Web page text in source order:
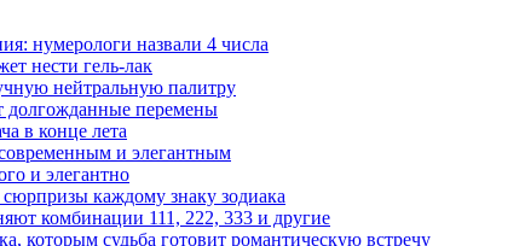
нумерологи назвали 4 числа
нести гель-лак
нейтральную палитру
долгожданные перемены
в конце лета
и элегантным
и элегантно
каждому знаку зодиака
комбинации 111, 222, 333 и другие
которым судьба готовит романтическую встречу